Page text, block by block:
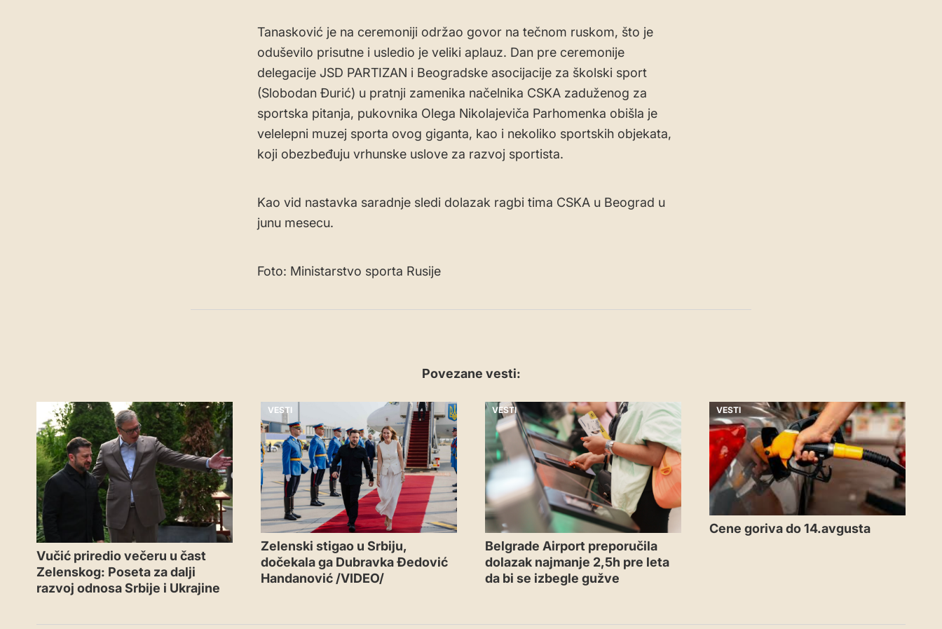
Tanasković je na ceremoniji održao govor na tečnom ruskom, što je
oduševilo prisutne i usledio je veliki aplauz. Dan pre ceremonije
delegacije JSD PARTIZAN i Beogradske asocijacije za školski sport
(Slobodan Đurić) u pratnji zamenika načelnika CSKA zaduženog za
sportska pitanja, pukovnika Olega Nikolajeviča Parhomenka obišla je
velelepni muzej sporta ovog giganta, kao i nekoliko sportskih objekata,
koji obezbeđuju vrhunske uslove za razvoj sportista.
Kao vid nastavka saradnje sledi dolazak ragbi tima CSKA u Beograd u
junu mesecu.
Foto: Ministarstvo sporta Rusije
Povezane vesti:
VESTI
Vučić priredio večeru u čast
Zelenskog: Poseta za dalji
razvoj odnosa Srbije i Ukrajine
VESTI
Zelenski stigao u Srbiju,
dočekala ga Dubravka Đedović
Handanović /VIDEO/
VESTI
Belgrade Airport preporučila
dolazak najmanje 2,5h pre leta
da bi se izbegle gužve
VESTI
Cene goriva do 14.avgusta